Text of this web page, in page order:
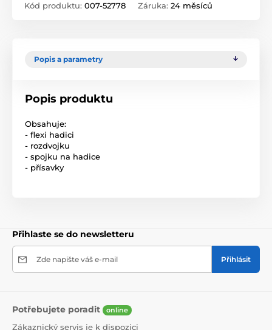
Kód produktu: 007-52778 Záruka: 24 měsíců
Popis a parametry
Popis produktu
Obsahuje:
- flexi hadici
- rozdvojku
- spojku na hadice
- přísavky
Přihlaste se do newsletteru
Zde napište váš e-mail Přihlásit
Potřebujete poradit online
Zákaznický servis je k dispozici